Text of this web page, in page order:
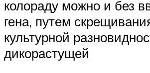
колораду можно и без
гена, путем
культурной
дикорастущей